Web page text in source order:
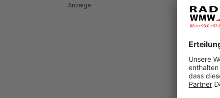
Anzeige